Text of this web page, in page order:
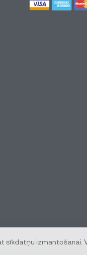
izmantošanai.